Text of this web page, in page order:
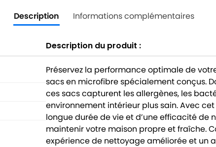
Description Informations complémentaires
Description du produit :
Préservez la performance optimale de
sacs en microfibre spécialement conçus.
ces sacs capturent les allergènes, les
environnement intérieur plus sain. Avec
longue durée de vie et d’une efficacité
maintenir votre maison propre et fraîche.
expérience de nettoyage améliorée et un